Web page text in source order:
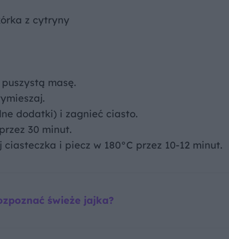
z cytryny
masę.
dodatki) i zagnieć ciasto.
30 minut.
ciasteczka i piecz w 180°C przez 10-12 minut.
świeże jajka?